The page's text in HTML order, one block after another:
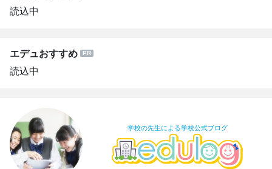
読込中
エデュおすすめ
読込中
学校の先生による学校公式ブログ